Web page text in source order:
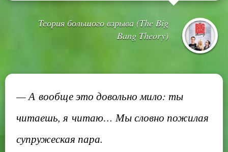
Теория большого взрыва (The Big
Bang Theory)
— А вообще это довольно мило: ты
читаешь, я читаю… Мы словно пожилая
супружеская пара.